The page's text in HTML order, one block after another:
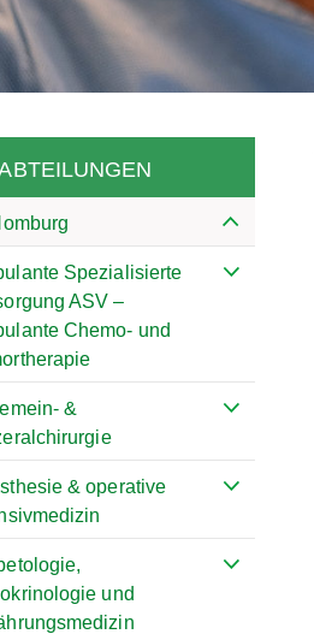
Spezialisierte
ASV –
Chemo- und
&
& operative
und